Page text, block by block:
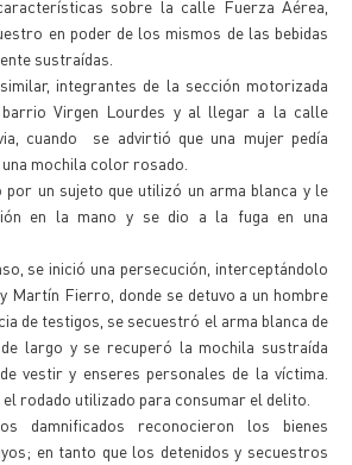
sobre la calle Fuerza Aérea,
en poder de los mismos de las bebidas
sustraídas.
integrantes de la sección motorizada
Virgen Lourdes y al llegar a la calle
cuando se advirtió que una mujer pedía
mochila color rosado.
un sujeto que utilizó un arma blanca y le
en la mano y se dio a la fuga en una
se inició una persecución, interceptándolo
Martín Fierro, donde se detuvo a un hombre
de testigos, se secuestró el arma blanca de
largo y se recuperó la mochila sustraída
vestir y enseres personales de la víctima.
rodado utilizado para consumar el delito.
damnificados reconocieron los bienes
en tanto que los detenidos y secuestros